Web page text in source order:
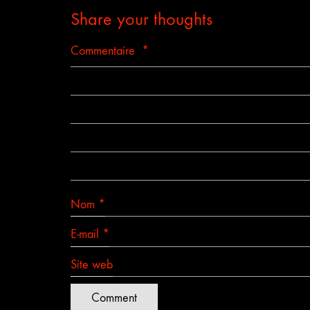
Share your thoughts
Commentaire *
Nom *
E-mail *
Site web